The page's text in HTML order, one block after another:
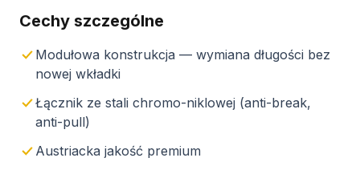
Cechy szczególne
Modułowa konstrukcja — wymiana długości bez
nowej wkładki
Łącznik ze stali chromo-niklowej (anti-break,
anti-pull)
Austriacka jakość premium